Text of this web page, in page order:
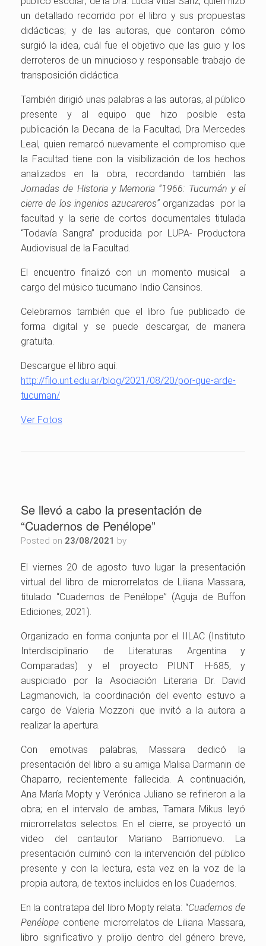
un detallado recorrido por el libro y sus propuestas
didácticas; y de las autoras, que contaron cómo
surgió la idea, cuál fue el objetivo que las guio y los
derroteros de un minucioso y responsable trabajo de
transposición didáctica.
También dirigió unas palabras a las autoras, al público
presente y al equipo que hizo posible esta
publicación la Decana de la Facultad, Dra Mercedes
Leal, quien remarcó nuevamente el compromiso que
la Facultad tiene con la visibilización de los hechos
analizados en la obra, recordando también las
Jornadas de Historia y Memoria “1966: Tucumán y el
cierre de los ingenios azucareros” organizadas por la
facultad y la serie de cortos documentales titulada
“Todavía Sangra” producida por LUPA- Productora
Audiovisual de la Facultad.
El encuentro finalizó con un momento musical a
cargo del músico tucumano Indio Cansinos.
Celebramos también que el libro fue publicado de
forma digital y se puede descargar, de manera
gratuita.
Descargue el libro aquí:
http://filo.unt.edu.ar/blog/2021/08/20/por-que-arde-
tucuman/
Ver Fotos
Se llevó a cabo la presentación de
“Cuadernos de Penélope”
Posted on 23/08/2021 by
El viernes 20 de agosto tuvo lugar la presentación
virtual del libro de microrrelatos de Liliana Massara,
titulado “Cuadernos de Penélope” (Aguja de Buffon
Ediciones, 2021).
Organizado en forma conjunta por el IILAC (Instituto
Interdisciplinario de Literaturas Argentina y
Comparadas) y el proyecto PIUNT H-685, y
auspiciado por la Asociación Literaria Dr. David
Lagmanovich, la coordinación del evento estuvo a
cargo de Valeria Mozzoni que invitó a la autora a
realizar la apertura.
Con emotivas palabras, Massara dedicó la
presentación del libro a su amiga Malisa Darmanin de
Chaparro, recientemente fallecida. A continuación,
Ana María Mopty y Verónica Juliano se refirieron a la
obra; en el intervalo de ambas, Tamara Mikus leyó
microrrelatos selectos. En el cierre, se proyectó un
video del cantautor Mariano Barrionuevo. La
presentación culminó con la intervención del público
presente y con la lectura, esta vez en la voz de la
propia autora, de textos incluidos en los Cuadernos.
En la contratapa del libro Mopty relata: “Cuadernos de
Penélope contiene microrrelatos de Liliana Massara,
libro significativo y prolijo dentro del género breve,